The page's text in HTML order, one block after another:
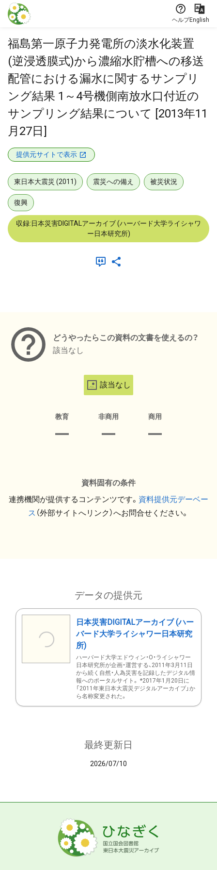
本文に飛ぶ
ヘルプEnglish
福島第一原子力発電所の淡水化装置
(逆浸透膜式)から濃縮水貯槽への移送
配管における漏水に関するサンプリ
ング結果 1～4号機側南放水口付近の
サンプリング結果について [2013年11
月27日]
提供元サイトで表示
東日本大震災 (2011) 震災への備え 被災状況
復興
収録:日本災害DIGITALアーカイブ (ハーバード大学ライシャワ
ー日本研究所)
どうやったらこの資料の文書を使えるの？
該当なし
該当なし
教育 非商用 商用
資料固有の条件
連携機関が提供するコンテンツです。 資料提供元デーベー
ス （外部サイトへリンク）へお問合せください。
データの提供元
日本災害DIGITALアーカイブ (ハー
バード大学ライシャワー日本研究
所)
ハーバード大学エドウィン・O・ライシャワー
日本研究所が企画・運営する、2011年3月11日
から続く自然・人為災害を記録したデジタル情
報へのポータルサイト。 *2017年1月20日に
「2011年東日本大震災デジタルアーカイブ」か
ら名称変更された。
最終更新日
2026/07/10